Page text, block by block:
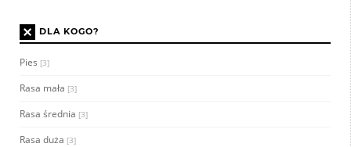
× DLA KOGO?
Pies [3]
Rasa mała [3]
Rasa średnia [3]
Rasa duża [3]